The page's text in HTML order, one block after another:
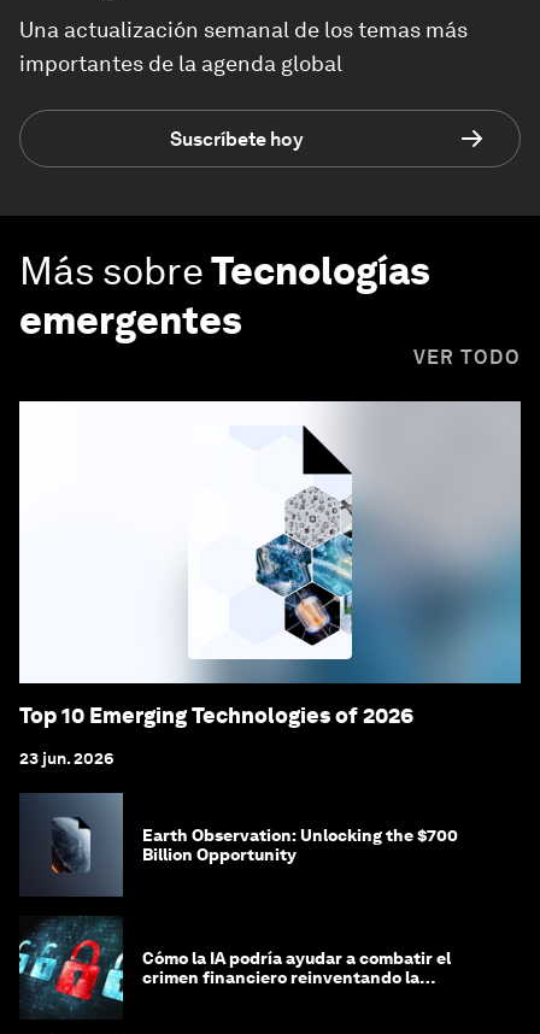
Una actualización semanal de los temas más
importantes de la agenda global
Suscríbete hoy
Más sobreTecnologías
emergentes
VER TODO
Top 10 Emerging Technologies of 2026
23 jun. 2026
Earth Observation: Unlocking the $700
Billion Opportunity
Cómo la IA podría ayudar a combatir el
crimen financiero reinventando la